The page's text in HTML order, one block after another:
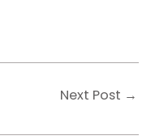
Next Post →